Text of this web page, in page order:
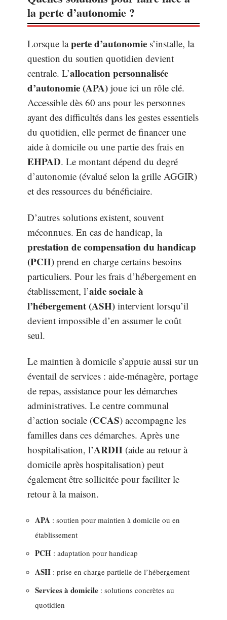
la perte d’autonomie ?
Lorsque laperte d’autonomie s’installe, la
question du soutien quotidien devient
centrale. L’allocation personnalisée
d’autonomie (APA) joue ici un rôle clé.
Accessible dès 60 ans pour les personnes
ayant des difficultés dans les gestes essentiels
du quotidien, elle permet de financer une
aide à domicile ou une partie des frais en
EHPAD. Le montant dépend du degré
d’autonomie (évalué selon la grille AGGIR)
et des ressources du bénéficiaire.
D’autres solutions existent, souvent
méconnues. En cas de handicap, la
prestation de compensation du handicap
(PCH) prend en charge certains besoins
particuliers. Pour les frais d’hébergement en
établissement, l’aide sociale à
l’hébergement (ASH) intervient lorsqu’il
devient impossible d’en assumer le coût
seul.
Le maintien à domicile s’appuie aussi sur un
éventail de services : aide-ménagère, portage
de repas, assistance pour les démarches
administratives. Le centre communal
d’action sociale (CCAS) accompagne les
familles dans ces démarches. Après une
hospitalisation, l’ARDH (aide au retour à
domicile après hospitalisation) peut
également être sollicitée pour faciliter le
retour à la maison.
APA : soutien pour maintien à domicile ou en
établissement
PCH : adaptation pour handicap
ASH : prise en charge partielle de l’hébergement
Services à domicile : solutions concrètes au
quotidien